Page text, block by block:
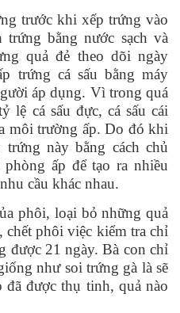
trước khi xếp trứng vào
trứng bằng nước sạch và
quả đẻ theo dõi ngày
trứng cá sấu bằng máy
áp dụng. Vì trong quá
lệ cá sấu đực, cá sấu cái
môi trường ấp. Do đó khi
này bằng cách chủ
ấp để tạo ra nhiều
cầu khác nhau.
phôi, loại bỏ những quả
phôi việc kiểm tra chỉ
được 21 ngày. Bà con chỉ
như soi trứng gà là sẽ
đã được thụ tinh, quả nào